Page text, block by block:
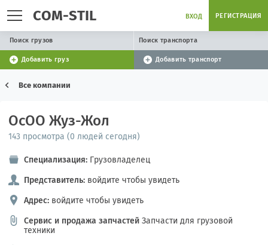
COM-STIL ВХОД РЕГИСТРАЦИЯ
Поиск грузов Поиск транспорта
Добавить груз Добавить транспорт
Все компании
ОсОО Жуз-Жол
143 просмотра (0 людей сегодня)
Специализация: Грузовладелец
Представитель: войдите чтобы увидеть
Адрес: войдите чтобы увидеть
Сервис и продажа запчастей Запчасти для грузовой
техники